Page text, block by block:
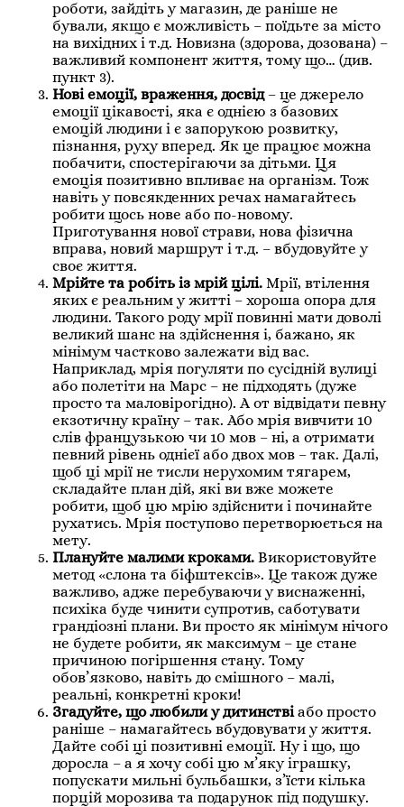
роботи, зайдіть у магазин, де раніше не
бували, якщо є можливість – поїдьте за місто
на вихідних і т.д. Новизна (здорова, дозована) –
важливий компонент життя, тому що… (див.
пункт 3).
Нові емоції, враження, досвід– це джерело
емоції цікавості, яка є однією з базових
емоцій людини і є запорукою розвитку,
пізнання, руху вперед. Як це працює можна
побачити, спостерігаючи за дітьми. Ця
емоція позитивно впливає на організм. Тож
навіть у повсякденних речах намагайтесь
робити щось нове або по-новому.
Приготування нової страви, нова фізична
вправа, новий маршрут і т.д. – вбудовуйте у
своє життя.
Мрійте та робіть із мрій цілі. Мрії, втілення
яких є реальним у житті – хороша опора для
людини. Такого роду мрії повинні мати доволі
великий шанс на здійснення і, бажано, як
мінімум частково залежати від вас.
Наприклад, мрія погуляти по сусідній вулиці
або полетіти на Марс – не підходять (дуже
просто та маловірогідно). А от відвідати певну
екзотичну країну – так. Або мрія вивчити 10
слів французькою чи 10 мов – ні, а отримати
певний рівень однієї або двох мов – так. Далі,
щоб ці мрії не тисли нерухомим тягарем,
складайте план дій, які ви вже можете
робити, щоб цю мрію здійснити і починайте
рухатись. Мрія поступово перетворюється на
мету.
Плануйте малими кроками. Використовуйте
метод «слона та біфштексів». Це також дуже
важливо, адже перебуваючи у виснаженні,
психіка буде чинити супротив, саботувати
грандіозні плани. Ви просто як мінімум нічого
не будете робити, як максимум – це стане
причиною погіршення стану. Тому
обов’язково, навіть до смішного – малі,
реальні, конкретні кроки!
Згадуйте, що любили у дитинстві або просто
раніше – намагайтесь вбудовувати у життя.
Дайте собі ці позитивні емоції. Ну і що, що
доросла – а я хочу собі цю м’яку іграшку,
попускати мильні бульбашки, з’їсти кілька
порцій морозива та подарунок під подушку.